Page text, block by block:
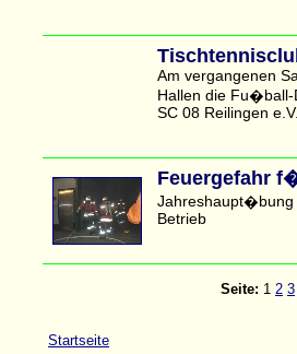
Am vergangenen
Hallen die Fu�ball-
SC 08 Reilingen
Feuergefahr
Betrieb
Seite: 1 2 3
Startseite